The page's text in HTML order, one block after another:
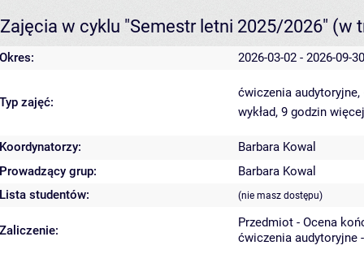
Zajęcia w cyklu "Semestr letni 2025/2026" (w
Okres: 2026-03-02 - 2026-09-30
Typ zajęć:
ćwiczenia
wykład, 9 godzin
Koordynatorzy:
Barbara Kowal
Prowadzący grup:
Barbara Kowal
Lista studentów:
(nie masz dostępu)
Zaliczenie:
Przedmiot - Ocena
ćwiczenia audytoryjne